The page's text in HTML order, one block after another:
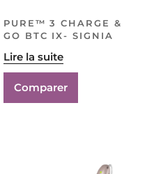
PURE™ 3 CHARGE &
GO BTC IX- SIGNIA
Lire la suite
Comparer